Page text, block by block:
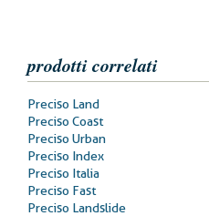
prodotti correlati
Prodotti
correlati
Preciso Land
Preciso Coast
Preciso Urban
Preciso Index
Preciso Italia
Preciso Fast
Preciso Landslide